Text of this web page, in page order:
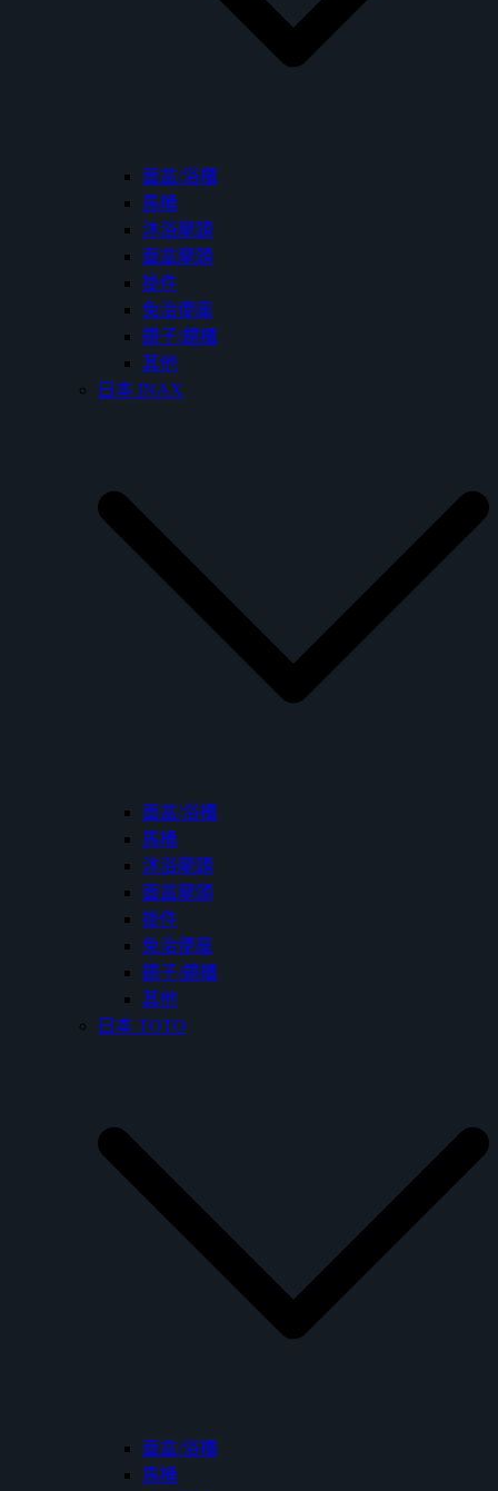
面盆/浴櫃
馬桶
沐浴龍頭
面盆龍頭
掛件
免治便座
鏡子/鏡櫃
其他
日本 INAX
面盆/浴櫃
馬桶
沐浴龍頭
面盆龍頭
掛件
免治便座
鏡子/鏡櫃
其他
日本 TOTO
面盆/浴櫃
馬桶